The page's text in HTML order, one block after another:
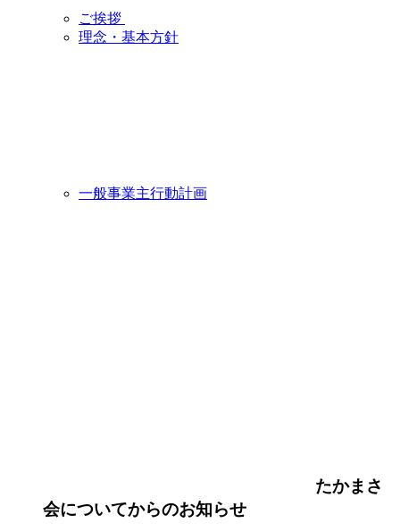
ご挨拶
理念・基本方針
一般事業主行動計画
たかまさ
会についてからのお知らせ